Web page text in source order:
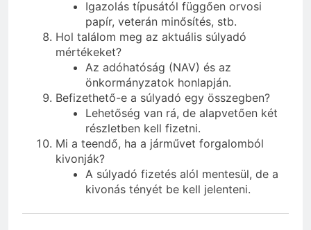
Igazolás típusától függően orvosi
papír, veterán minősítés, stb.
Hol találom meg az aktuális súlyadó
mértékeket?
Az adóhatóság (NAV) és az
önkormányzatok honlapján.
Befizethető-e a súlyadó egy összegben?
Lehetőség van rá, de alapvetően két
részletben kell fizetni.
Mi a teendő, ha a járművet forgalomból
kivonják?
A súlyadó fizetés alól mentesül, de a
kivonás tényét be kell jelenteni.